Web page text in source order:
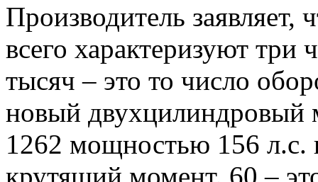
Производитель
всего характеризуют
тысяч – это то число
новый двухцилиндровый
1262 мощностью 156 л.с.
крутящий момент. 60 –